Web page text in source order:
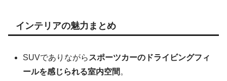
インテリアの魅力まとめ
SUVでありながら スポーツカーのドライビングフィ
ールを感じられる室内空間 。